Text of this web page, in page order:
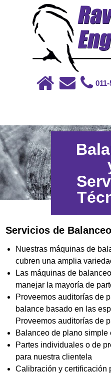
Servicios de
Nuestras máquinas de
cubren una amplia
Las máquinas de
manejar la mayoría de
Proveemos auditorías de
balance basado en las
Proveemos auditorías de
Balanceo de plano
Partes individuales o de
para nuestra clientela
Calibración y certificación